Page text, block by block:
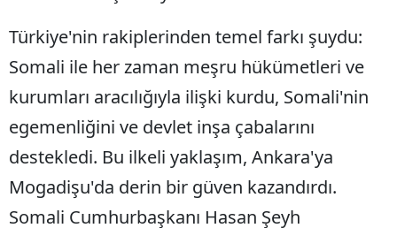
Türkiye'nin rakiplerinden temel farkı şuydu:
Somali ile her zaman meşru hükümetleri ve
kurumları aracılığıyla ilişki kurdu, Somali'nin
egemenliğini ve devlet inşa çabalarını
destekledi. Bu ilkeli yaklaşım, Ankara'ya
Mogadişu'da derin bir güven kazandırdı.
Somali Cumhurbaşkanı Hasan Şeyh